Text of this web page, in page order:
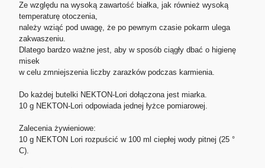
Ze względu na wysoką zawartość białka, jak również wysoką
temperaturę otoczenia,
należy wziąć pod uwagę, że po pewnym czasie pokarm ulega
zakwaszeniu.
Dlatego bardzo ważne jest, aby w sposób ciągły dbać o higienę
misek
Do każdej butelki NEKTON-Lori dołączona jest miarka.
10 g NEKTON-Lori odpowiada jednej łyżce pomiarowej.
Zalecenia żywieniowe:
10 g NEKTON Lori rozpuścić w 100 ml ciepłej wody pitnej (25 °
C).